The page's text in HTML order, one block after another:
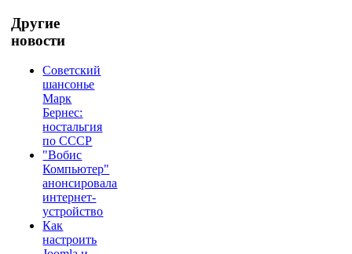
Другие
новости
Советский
шансонье
Марк
Бернес:
ностальгия
по СССР
"Вобис
Компьютер"
анонсировала
интернет-
устройство
Как
настроить